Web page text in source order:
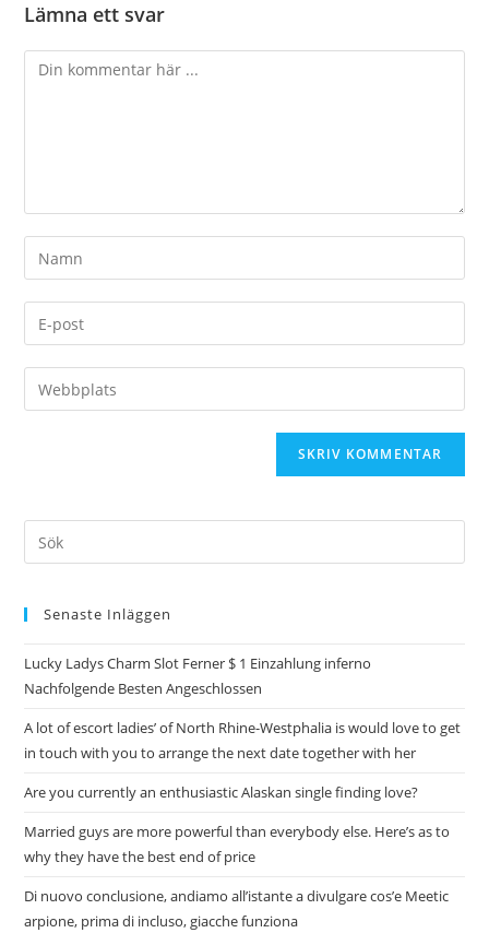
Lämna ett svar
Senaste Inläggen
Lucky Ladys Charm Slot Ferner $ 1 Einzahlung inferno
Nachfolgende Besten Angeschlossen
A lot of escort ladies’ of North Rhine-Westphalia is would love to get
in touch with you to arrange the next date together with her
Are you currently an enthusiastic Alaskan single finding love?
Married guys are more powerful than everybody else. Here’s as to
why they have the best end of price
Di nuovo conclusione, andiamo all’istante a divulgare cos’e Meetic
arpione, prima di incluso, giacche funziona